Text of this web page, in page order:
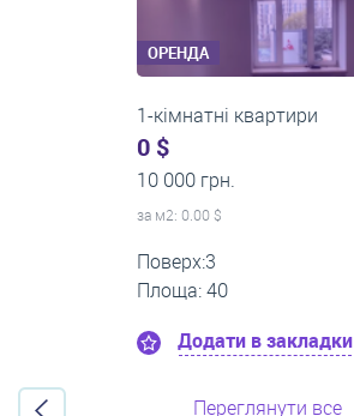
ОРЕНДА
2-кімнатні квартири
0 $
16 000 грн.
за м2: 0.00 $
Поверх:11
Площа: 55
Додати в закладки
Переглянути все